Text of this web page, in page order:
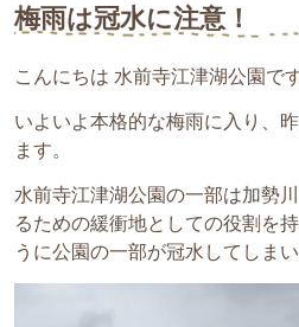
梅雨は冠水に注意！
こんにちは 水前寺江津湖公園です
いよいよ本格的な梅雨に入り、
ます。
水前寺江津湖公園の一部は加勢
るための緩衝地としての役割を
うに公園の一部が冠水してしまい